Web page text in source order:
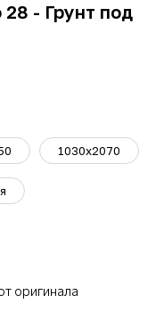
- Грунт под
1030х2070
оригинала